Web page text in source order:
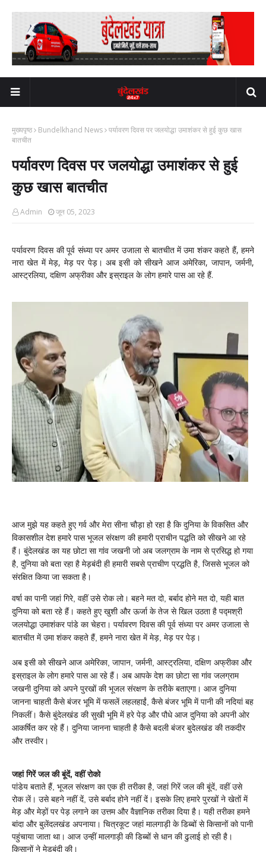
मुख्यपृष्ठ Bundelkhand News पर्यावरण दिवस पर जलयोद्धा उमाशंकर से हुई कुछ खास
बातचीत
पर्यावरण दिवस पर जलयोद्धा उमाशंकर से हुई
कुछ खास बातचीत
Admin जून 05, 2023
पर्यावरण दिवस की पूर्व संध्या पर अमर उजाला से बातचीत में उमा शंकर कहते हैं, हमने
नारा खेत में मेड़, मेड़ पर पेड़। अब इसी को सीखने आज अमेरिका, जापान, जर्मनी,
आस्ट्रलिया, दक्षिण अफ्रीका और इस्राइल के लोग हमारे पास आ रहे हैं.
आज मुझे यह कहते हुए गर्व और मेरा सीना चौड़ा हो रहा है कि दुनिया के विकसित और
विकासशील देश हमारे पास भूजल संरक्षण की हमारी प्राचीन पद्धति को सीखने आ रहे
हैं। बुंदेलखंड का यह छोटा सा गांव जखनी जो अब जलग्राम के नाम से प्रसिद्ध हो गया
है, दुनिया को बता रहा है मेड़बंदी ही हमारी सबसे प्राचीण प्रद्धति है, जिससे भूजल को
संरक्षित किया जा सकता है।
वर्षा का पानी जहां गिरे, वहीं उसे रोक लो। बहने मत दो, बर्बाद होने मत दो, यही बात
दुनिया को बता रहे हैं। कहते हुए खुशी और ऊर्जा के तेज से खिल उठता है पद्मश्री
जलयोद्धा उमाशंकर पांडे का चेहरा। पर्यावरण दिवस की पूर्व संध्या पर अमर उजाला से
बातचीत में उमा शंकर कहते हैं, हमने नारा खेत में मेड़, मेड़ पर पेड़।
अब इसी को सीखने आज अमेरिका, जापान, जर्मनी, आस्ट्रलिया, दक्षिण अफ्रीका और
इस्राइल के लोग हमारे पास आ रहे हैं। अब आपके देश का छोटा सा गांव जलग्राम
जखनी दुनिया को अपने पुरखों की भूजल संरक्षण के तरीके बताएगा। आज दुनिया
जानना चाहती कैसे बंजर भूमि में फसलें लहलहाईं, कैसे बंजर भूमि में पानी की नदियां बह
निकलीं। कैसे बुंदेलखंड की सुखी भूमि में हरे पेड़ और पौधे आज दुनिया को अपनी ओर
आकर्षित कर रहे हैं। दुनिया जानना चाहती है कैसे बदली बंजर बुदेलखंड की तकदीर
और तस्वीर।
जहां गिरें जल की बूंदें, वहीं रोको
पांडेय बताते हैं, भूजल संरक्षण का एक ही तरीका है, जहां गिरें जल की बूंदें, वहीं उसे
रोक लें। उसे बहने नहीं दें, उसे बर्बाद होने नहीं दें। इसके लिए हमारे पुरखों ने खेतों में
मेड़ और मेड़ों पर पेड़ लगाने का उत्तम और वैज्ञानिक तरीका दिया है। यही तरीका हमने
बांदा और बुलेंदलखंड अपनाया। चित्रकूट जहां मालगाड़ी के डिब्बों से किसानों को पानी
पहुंचाया जाता था। आज उन्हीं मालगाड़ी की डिब्बों से धान की ढुलाई हो रही है।
किसानों ने मेड़बंदी की।